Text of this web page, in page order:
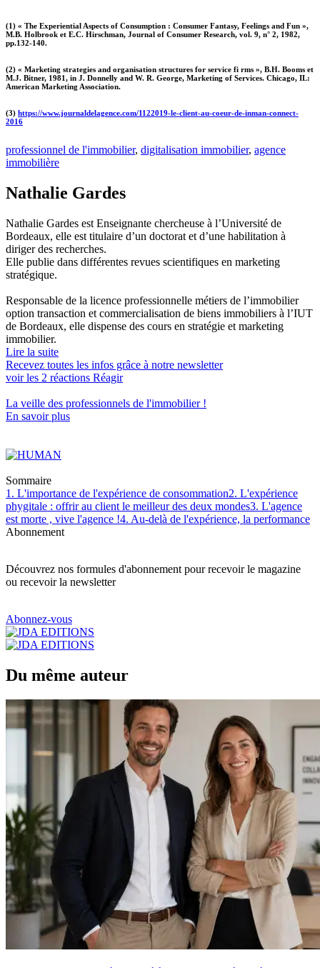
(1) « The Experiential Aspects of Consumption : Consumer Fantasy, Feelings and Fun »,
M.B. Holbrook et E.C. Hirschman, Journal of Consumer Research, vol. 9, n° 2, 1982,
pp.132-140.
(2) « Marketing strategies and organisation structures for service fi rms », B.H. Booms et
M.J. Bitner, 1981, in J. Donnelly and W. R. George, Marketing of Services. Chicago, IL:
American Marketing Association.
(3) https://www.journaldelagence.com/1122019-le-client-au-coeur-de-inman-connect-
2016
professionnel de l'immobilier, digitalisation immobilier, agence
immobilière
Nathalie Gardes
Nathalie Gardes est Enseignante chercheuse à l’Université de
Bordeaux, elle est titulaire d’un doctorat et d’une habilitation à
diriger des recherches.
Elle publie dans différentes revues scientifiques en marketing
stratégique.
Responsable de la licence professionnelle métiers de l’immobilier
option transaction et commercialisation de biens immobiliers à l’IUT
de Bordeaux, elle dispense des cours en stratégie et marketing
immobilier.
Lire la suite
Recevez toutes les infos grâce à notre newsletter
voir les 2 réactions Réagir
La veille des professionnels de l'immobilier!
En savoir plus
Sommaire
1. L'importance de l'expérience de consommation2. L'expérience
phygitale : offrir au client le meilleur des deux mondes3. L'agence
est morte , vive l'agence !4. Au-delà de l'expérience, la performance
Abonnement
Découvrez nos formules d'abonnement pour recevoir le magazine
ou recevoir la newsletter
Abonnez-vous
Du même auteur